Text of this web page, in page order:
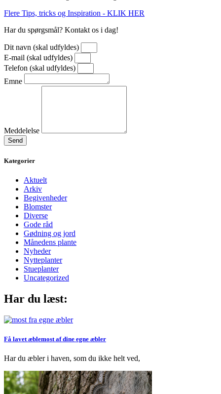
Flere Tips, tricks og Inspiration - KLIK HER
Har du spørgsmål? Kontakt os i dag!
Dit navn (skal udfyldes)
E-mail (skal udfyldes)
Telefon (skal udfyldes)
Emne
Meddelelse
Send
Kategorier
Aktuelt
Arkiv
Begivenheder
Blomster
Diverse
Gode råd
Gødning og jord
Månedens plante
Nyheder
Nytteplanter
Stueplanter
Uncategorized
Har du læst:
Få lavet æblemost af dine egne æbler
Har du æbler i haven, som du ikke helt ved,